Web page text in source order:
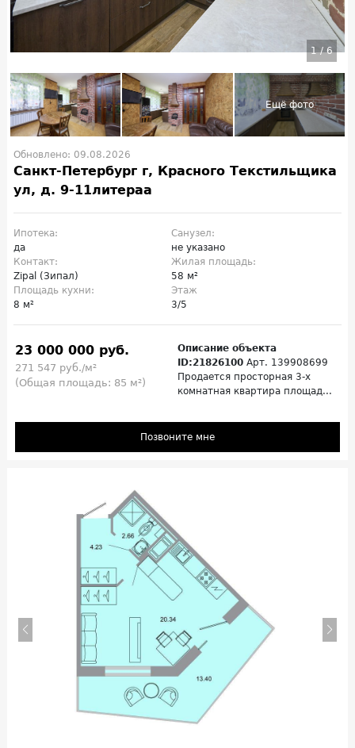
1/6
Обновлено: 09.08.2026
Санкт-Петербург г, Красного Текстильщика
ул, д. 9-11литераа
Ипотека:
да
Санузел:
не указано
Контакт:
Zipal (Зипал)
Жилая площадь:
58 м²
Площадь кухни:
8 м²
Этаж
3/5
23 000 000 руб.
271 547 руб./м²
(Общая площадь: 85 м²)
Описание объекта
ID:21826100 Арт. 139908699
Продается просторная 3-х
комнатная квартира площад...
Позвоните мне